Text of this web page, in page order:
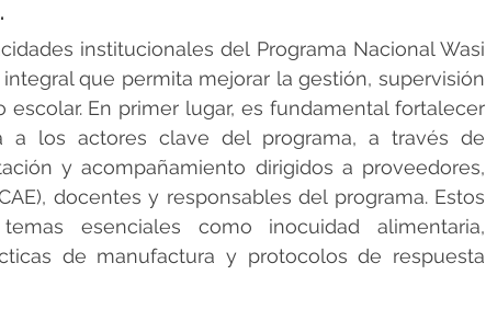
institucionales del Programa Nacional Wasi
que permita mejorar la gestión, supervisión
En primer lugar, es fundamental fortalecer
a los actores clave del programa, a través de
y acompañamiento dirigidos a proveedores,
docentes y responsables del programa. Estos
esenciales como inocuidad alimentaria,
de manufactura y protocolos de respuesta